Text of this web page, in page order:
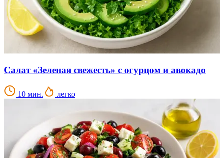
Салат «Зеленая свежесть» с огурцом и авокадо
10 мин. легко